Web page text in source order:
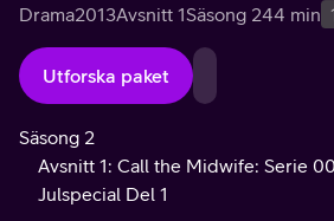
Drama2013Avsnitt 1Säsong 244 min
Utforska paket
Säsong 2
Avsnitt 1: Call the Midwife: Serie
Julspecial Del 1